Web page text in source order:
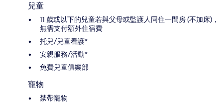
兒童
11 歲或以下的兒童若與父母或監護人同住一間房 (不加床)，
無需支付額外住宿費
托兒/兒童看護*
安親服務/活動*
免費兒童俱樂部
寵物
禁帶寵物